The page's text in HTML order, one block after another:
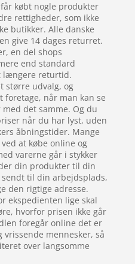
købt nogle produkter
rettigheder, som ikke
butikker. Alle danske
give 14 dages returret.
en del shops
end standard
længere returtid.
større udvalg, og
når man kan se
det samme. Og du
når du har lyst, uden
åbningstider. Mange
at købe online og
varerne går i stykker
din produkter til din
til din arbejdsplads,
den rigtige adresse.
ekspedienten lige skal
hvorfor prisen ikke går
foregår online det er
mennesker, så
over langsomme